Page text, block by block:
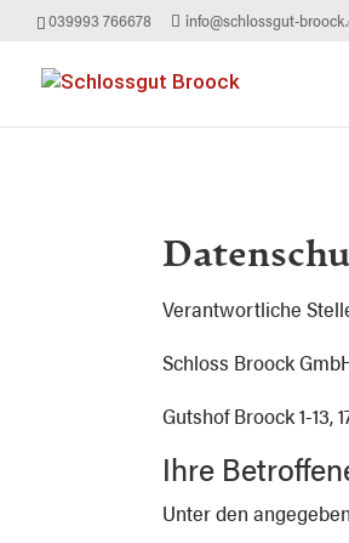
039993 766678 info@schlossgut-
Verantwortliche
Schloss Broock
Gutshof Broock 1-13,
Ihre
Unter den